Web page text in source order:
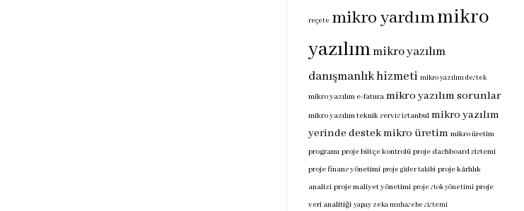
reçete mikro yardımmikro
yazılımmikro yazılım
danışmanlık hizmeti mikro yazılım destek
mikro yazılım e-fatura mikro yazılım sorunlar
mikro yazılım teknik servis istanbul mikro yazılım
yerinde destekmikro üretim mikro üretim
programı proje bütçe kontrolü proje dashboard sistemi
proje finans yönetimi proje gider takibi proje kârlılık
analizi proje maliyet yönetimi proje stok yönetimi proje
veri analitiği yapay zeka muhasebe sistemi